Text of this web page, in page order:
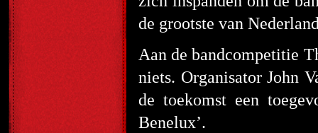
de grootste van
Aan de bandcompetitie
niets. Organisator John
de toekomst een
Benelux’.